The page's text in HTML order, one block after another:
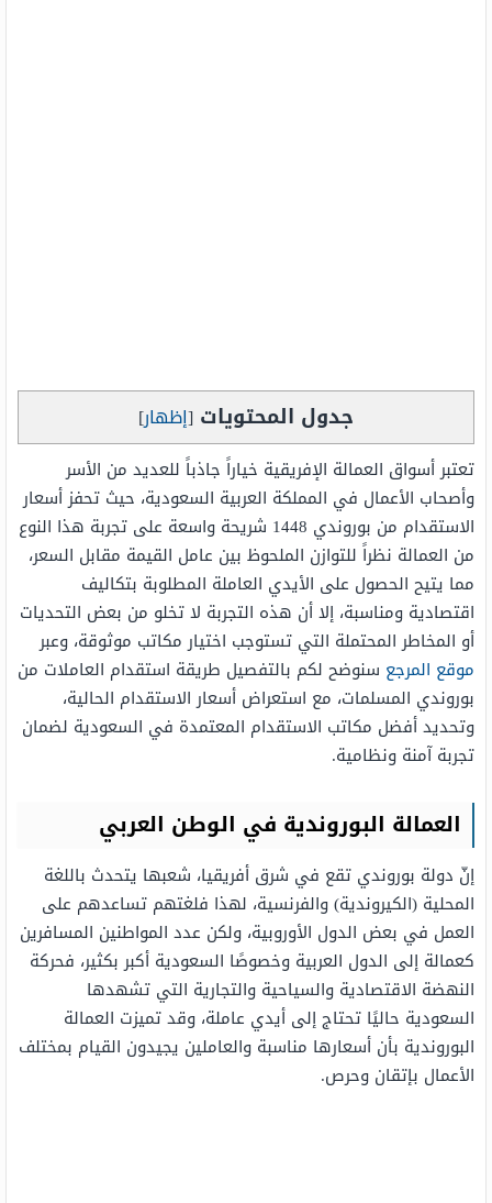
جدول المحتويات [إظهار]
تعتبر أسواق العمالة الإفريقية خياراً جاذباً للعديد من الأسر
وأصحاب الأعمال في المملكة العربية السعودية، حيث تحفز أسعار
الاستقدام من بوروندي 1448 شريحة واسعة على تجربة هذا النوع
من العمالة نظراً للتوازن الملحوظ بين عامل القيمة مقابل السعر،
مما يتيح الحصول على الأيدي العاملة المطلوبة بتكاليف
اقتصادية ومناسبة، إلا أن هذه التجربة لا تخلو من بعض التحديات
أو المخاطر المحتملة التي تستوجب اختيار مكاتب موثوقة، وعبر
موقع المرجع سنوضح لكم بالتفصيل طريقة استقدام العاملات من
بوروندي المسلمات، مع استعراض أسعار الاستقدام الحالية،
وتحديد أفضل مكاتب الاستقدام المعتمدة في السعودية لضمان
تجربة آمنة ونظامية.
العمالة البوروندية في الوطن العربي
إنّ دولة بوروندي تقع في شرق أفريقيا، شعبها يتحدث باللغة
المحلية (الكيروندية) والفرنسية، لهذا فلغتهم تساعدهم على
العمل في بعض الدول الأوروبية، ولكن عدد المواطنين المسافرين
كعمالة إلى الدول العربية وخصوصًا السعودية أكبر بكثير، فحركة
النهضة الاقتصادية والسياحية والتجارية التي تشهدها
السعودية حاليًا تحتاج إلى أيدي عاملة، وقد تميزت العمالة
البوروندية بأن أسعارها مناسبة والعاملين يجيدون القيام بمختلف
الأعمال بإتقان وحرص.